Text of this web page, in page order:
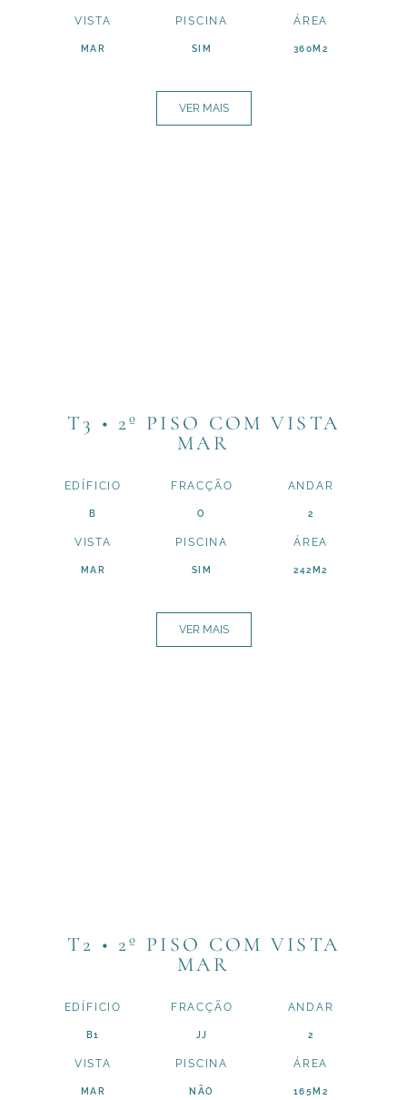
VISTA
MAR
PISCINA
SIM
ÁREA
360M2
VER MAIS
T3 • 2º PISO COM VISTA
MAR
EDÍFICIO
B
FRACÇÃO
O
ANDAR
2
VISTA
MAR
PISCINA
SIM
ÁREA
242M2
VER MAIS
T2 • 2º PISO COM VISTA
MAR
EDÍFICIO
B1
FRACÇÃO
JJ
ANDAR
2
VISTA
MAR
PISCINA
NÃO
ÁREA
165M2